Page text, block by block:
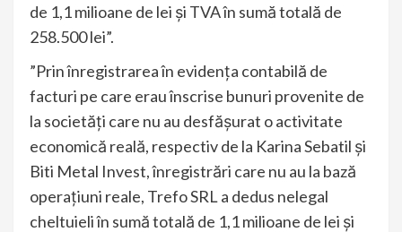
de 1,1 milioane de lei și TVA în sumă totală de
258.500 lei”.
”Prin înregistrarea în evidența contabilă de
facturi pe care erau înscrise bunuri provenite de
la societăți care nu au desfășurat o activitate
economică reală, respectiv de la Karina Sebatil și
Biti Metal Invest, înregistrări care nu au la bază
operațiuni reale, Trefo SRL a dedus nelegal
cheltuieli în sumă totală de 1,1 milioane de lei și